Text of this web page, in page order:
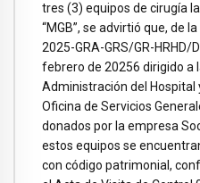
tres (3) equipos de cirugía
“MGB”, se advirtió que, de
2025-GRA-GRS/GR-HRHD/
febrero de 20256 dirigido a
Administración del Hospital
Oficina de Servicios
donados por la empresa
estos equipos se
con código patrimonial,